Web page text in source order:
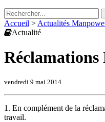
Accueil > Actualités
Actualité
Réclamations
vendredi 9 mai 2014
1. En complément de la
travail.